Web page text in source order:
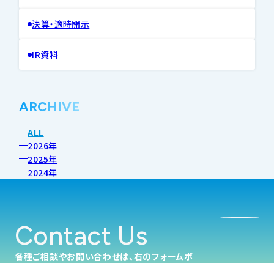
決算・適時開示
IR資料
ARCHIVE
ALL
2026年
2025年
2024年
Contact Us
各種ご相談やお問い合わせは、右のフォームボ